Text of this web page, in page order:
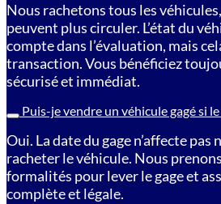
Nous rachetons tous les
peuvent plus circuler. L’état du
compte dans l’évaluation, mais
transaction. Vous bénéficiez
sécurisé et immédiat.
Puis-je vendre un véhicule gagé si
Oui. La date du gage n’affecte pas
racheter le véhicule. Nous
formalités pour lever le gage et
complète et légale.